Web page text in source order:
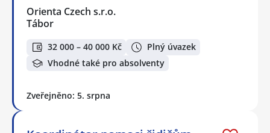
Orienta Czech s.r.o.
Tábor
32 000 – 40 000 Kč
Plný úvazek
Vhodné také pro absolventy
Zveřejněno: 5. srpna